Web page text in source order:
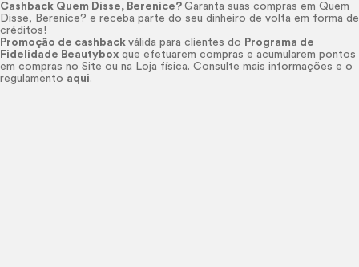
Cashback Quem Disse, Berenice? Garanta suas compras em Quem
Disse, Berenice? e receba parte do seu dinheiro de volta em forma de
créditos!
Promoção de cashback válida para clientes do Programa de
Fidelidade Beautybox que efetuarem compras e acumularem pontos
em compras no Site ou na Loja física. Consulte mais informações e o
regulamento aqui.